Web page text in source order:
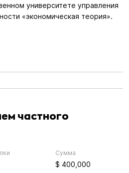
университете управления
«экономическая теория».
частного
Сумма
$ 400,000